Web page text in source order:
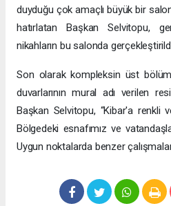
duyduğu çok amaçlı büyük bir
hatırlatan Başkan Selvitopu,
nikahların bu salonda
Son olarak kompleksin üst
duvarlarının mural adı verilen
Başkan Selvitopu, “Kibar'a renkli
Bölgedeki esnafımız ve
Uygun noktalarda benzer